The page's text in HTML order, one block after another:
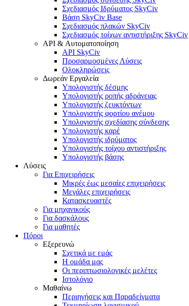
Σχεδιασμός Ιδρύματος SkyCiv
Βάση SkyCiv Base
Σχεδιασμός πλακών SkyCiv
Σχεδιασμός τοίχων αντιστήριξης SkyCiv
API & Αυτοματοποίηση
API SkyCiv
Προσαρμοσμένες Λύσεις
Ολοκληρώσεις
Δωρεάν Εργαλεία
Υπολογιστής δέσμης
Υπολογιστής ροπής αδράνειας
Υπολογιστής ζευκτόντων
Υπολογιστής φορτίου ανέμου
Υπολογιστής σχεδίασης σύνδεσης
Υπολογιστής καρέ
Υπολογιστής ιδρύματος
Υπολογιστής τοίχου αντιστήριξης
Υπολογιστής βάσης
Λύσεις
Για Επιχειρήσεις
Μικρές έως μεσαίες επιχειρήσεις
Μεγάλες επιχειρήσεις
Κατασκευαστές
Για μηχανικούς
Για δασκάλους
Για μαθητές
Πόροι
Εξερευνώ
Σχετικά με εμάς
Η ομάδα μας
Οι περιπτωσιολογικές μελέτες
Ιστολόγιο
Μαθαίνω
Περιηγήσεις και Παραδείγματα